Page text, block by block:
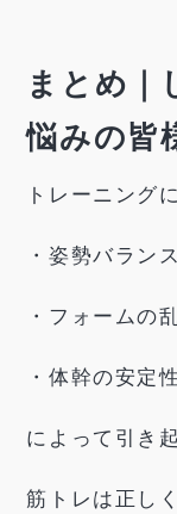
まとめ｜
悩みの皆
トレーニング
・姿勢バラン
・フォームの
・体幹の安定
によって引き
筋トレは正し